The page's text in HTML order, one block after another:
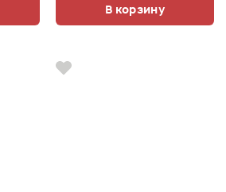
В корзину